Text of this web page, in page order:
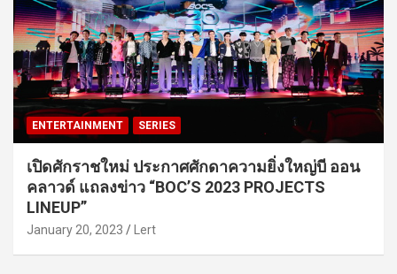
ENTERTAINMENT SERIES
เปิดศักราชใหม่ ประกาศศักดาความยิ่งใหญ่บี ออน
คลาวด์ แถลงข่าว “BOC’S 2023 PROJECTS
LINEUP”
January 20, 2023 Lert